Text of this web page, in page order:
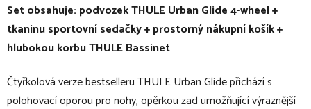
Set obsahuje: podvozek THULE Urban Glide 4-wheel +
tkaninu sportovní sedačky + prostorný nákupní košík +
hlubokou korbu THULE Bassinet
Čtyřkolová verze bestselleru THULE Urban Glide přichází s
polohovací oporou pro nohy, opěrkou zad umožňující výraznější